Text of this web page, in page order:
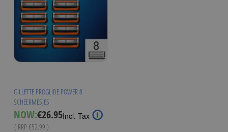
GILLETTE PROGLIDE POWER 8
SCHEERMESJES
NOW:Special
Price
€26.95Incl. Tax
( RRP €52.99 )